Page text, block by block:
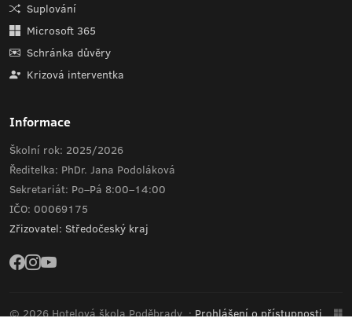
Suplování
Microsoft 365
Schránka důvěry
Krizová interventka
Informace
Školní rok: 2025/2026
Ředitelka: PhDr. Jana Podoláková
Sekretariát: Po–Pá 8:00–14:00
IČO: 00069175
Zřizovatel: Středočeský kraj
© 2026 Hotelová škola Poděbrady·Prohlášení o přístupnosti